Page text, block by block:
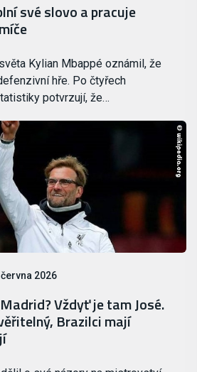
své slovo a pracuje
Kylian Mbappé oznámil, že
hře. Po čtyřech
potvrzují, že…
2026
Vždyť je tam José.
Brazilci mají